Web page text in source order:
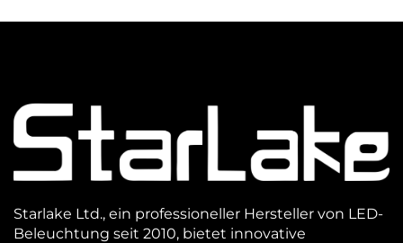
Starlake Ltd., ein professioneller Hersteller von LED-
Beleuchtung seit 2010, bietet innovative